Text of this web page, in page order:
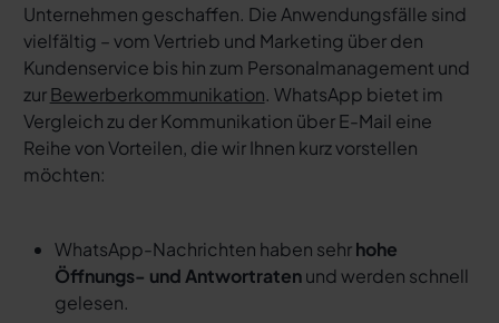
Unternehmen geschaffen. Die Anwendungsfälle sind
vielfältig – vom Vertrieb und Marketing über den
Kundenservice bis hin zum Personalmanagement und
zurBewerberkommunikation. WhatsApp bietet im
Vergleich zu der Kommunikation über E-Mail eine
Reihe von Vorteilen, die wir Ihnen kurz vorstellen
möchten:
WhatsApp-Nachrichten haben sehrhohe
Öffnungs- und Antwortratenund werden schnell
gelesen.